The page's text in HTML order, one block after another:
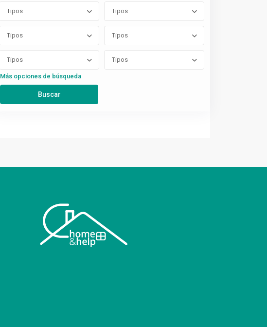
Tipos Tipos
Tipos Tipos
Tipos Tipos
Más opciones de búsqueda